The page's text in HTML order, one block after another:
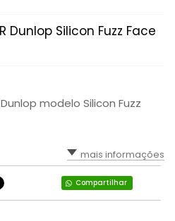
Dunlop Silicon Fuzz Face
modelo Silicon Fuzz
mais informações
Compartilhar